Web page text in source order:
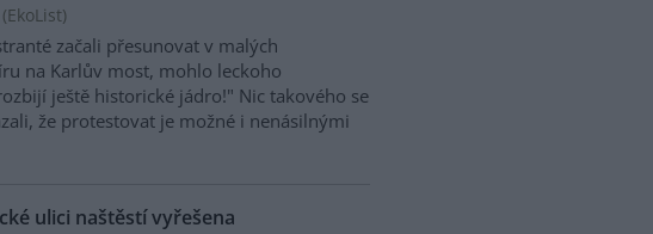
začali přesunovat v malých
na Karlův most, mohlo leckoho
ještě historické jádro!" Nic takového se
že protestovat je možné i nenásilnými
ulici naštěstí vyřešena